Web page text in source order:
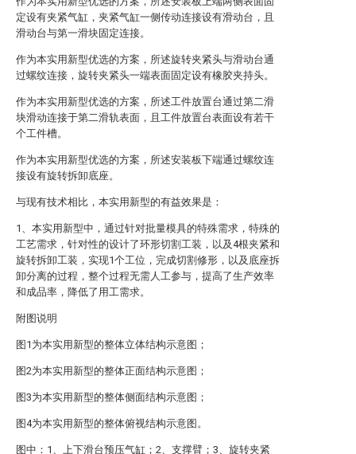
定设有夹紧气缸，夹紧气缸一侧传动连接设有滑动台，且
滑动台与第一滑块固定连接。
作为本实用新型优选的方案，所述旋转夹紧头与滑动台通
过螺纹连接，旋转夹紧头一端表面固定设有橡胶夹持头。
作为本实用新型优选的方案，所述工件放置台通过第二滑
块滑动连接于第二滑轨表面，且工件放置台表面设有若干
个工件槽。
作为本实用新型优选的方案，所述安装板下端通过螺纹连
接设有旋转拆卸底座。
与现有技术相比，本实用新型的有益效果是：
1、本实用新型中，通过针对批量模具的特殊需求，特殊的
工艺需求，针对性的设计了环形切割工装，以及4根夹紧和
旋转拆卸工装，实现1个工位，完成切割修形，以及底座拆
卸分离的过程，整个过程无需人工参与，提高了生产效率
和成品率，降低了用工需求。
附图说明
图1为本实用新型的整体立体结构示意图；
图2为本实用新型的整体正面结构示意图；
图3为本实用新型的整体侧面结构示意图；
图4为本实用新型的整体俯视结构示意图。
图中：1、上下滑台预压气缸；2、支撑臂；3、旋转夹紧